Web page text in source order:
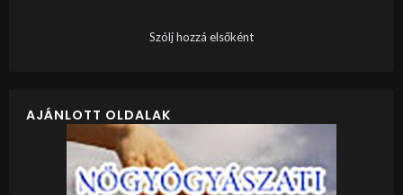
Szólj hozzá elsőként
AJÁNLOTT OLDALAK